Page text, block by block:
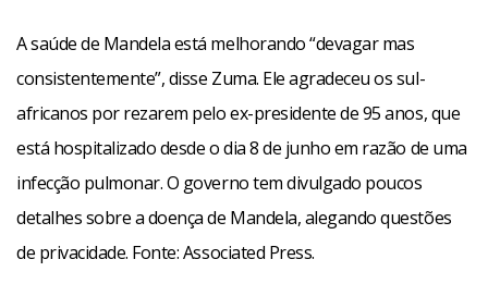
A saúde de Mandela está melhorando “devagar mas
consistentemente”, disse Zuma. Ele agradeceu os sul-
africanos por rezarem pelo ex-presidente de 95 anos, que
está hospitalizado desde o dia 8 de junho em razão de uma
infecção pulmonar. O governo tem divulgado poucos
detalhes sobre a doença de Mandela, alegando questões
de privacidade. Fonte: Associated Press.